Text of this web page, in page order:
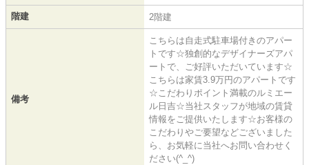
階建 2階建
備考
こちらは自走式駐車場付きのアパー
トです☆独創的なデザイナーズアパ
ートで、ご好評いただいています☆
こちらは家賃3.9万円のアパートです
☆こだわりポイント満載のルミエー
ル日吉☆当社スタッフが地域の賃貸
情報をご提供いたします☆お客様の
こだわりやご要望などございました
ら、お気軽に当社へお問い合わせく
ださい(^_^)